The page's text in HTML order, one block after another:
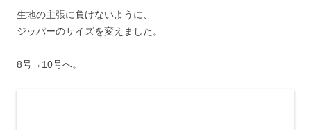
生地の主張に負けないように、
ジッパーのサイズを変えました。
8号→10号へ。